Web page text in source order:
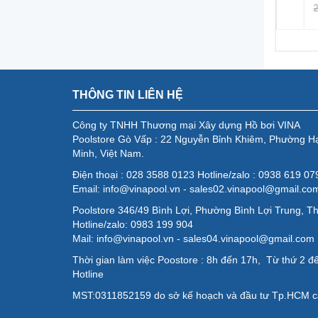
THÔNG TIN LIÊN HỆ
Công ty TNHH Thương mại Xây dựng Hồ bơi VINA
Poolstore Gò Vấp : 22 Nguyễn Bỉnh Khiêm, Phường
Minh, Việt Nam.
Điện thoại : 028 3588 0123 Hotline/zalo : 0938 619
Email: info@vinapool.vn -
Poolstore 346/49 Bình Lợi, Phường Bình Lợi Trung,
Hotline/zalo: 0983 199 904
Mail: info@vinapool.vn - sales04.vinapool@gmail.com
Thời gian làm việc Poostore : 8h đến 17h, Từ thứ 2
Hotline
MST:0311852159 do sở kế hoạch và đầu tư Tp.HCM